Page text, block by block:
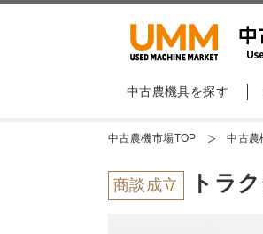
中古農機具を探す
中古農機市場TOP 中古農
商談成立 トラ